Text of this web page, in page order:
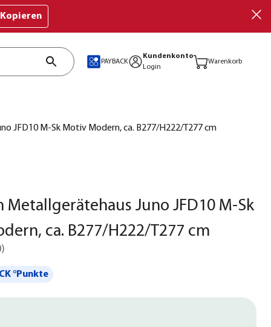
Kopieren
PAYBACK
Kundenkonto
Login
Warenkorb
JFD10 M-Sk Motiv Modern, ca. B277/H222/T277 cm
Metallgerätehaus Juno JFD10 M-Sk
ca. B277/H222/T277 cm
)
°Punkte